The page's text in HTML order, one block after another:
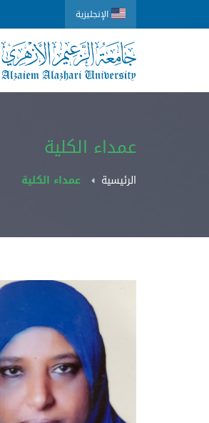
الإنجليزية
عمداء الكلية
الرئيسية عمداء الكلية